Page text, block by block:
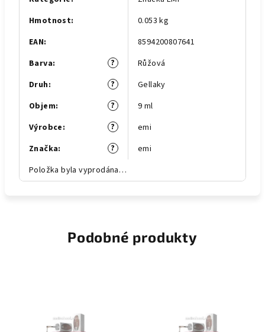
Hmotnost:
0.053 kg
EAN:
8594200807641
?
Barva:
Růžová
?
Druh:
Gellaky
?
Objem:
9 ml
?
Výrobce:
emi
?
Značka:
emi
Položka byla vyprodána…
Podobné produkty